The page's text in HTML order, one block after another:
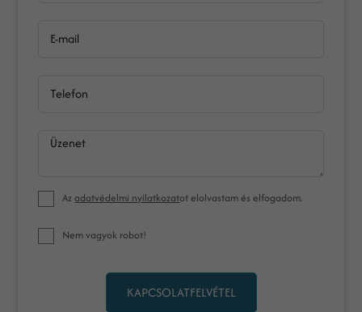
E-mail
Telefon
Üzenet
Azadatvédelmi nyilatkozatot elolvastam és elfogadom.
Nem vagyok robot!
KAPCSOLATFELVÉTEL